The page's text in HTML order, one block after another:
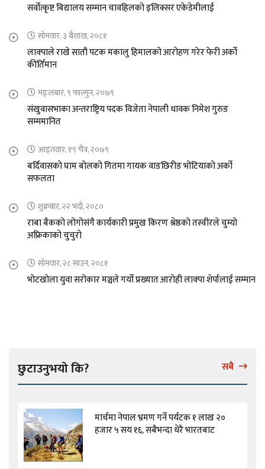
सर्वोत्कृष्ट बिद्यालय सम्मान चावहिलको इलिक्सर एकेडेमीलाई
सोमवार, ३ बैशाख, २०८१
लाक्पाले राखे सातौ पटक मकालु हिमालको आरोहण गरेर फेरी अर्को
कीर्तिमान
मङ्लबार, ९ फाल्गुन, २०७९
संखुवासभाका अन्तराष्ट्रिय पदक विजेता नेपाली धावक निमेश गुरुङ
सम्ममानित
आइतवार, १९ चैत्र, २०७९
बर्दिवासको घाम बोलको गितमा गायक वाङछिरीङ भोटियाको अर्को
सफलता
शुक्रबार, २२ भदौ, २०८०
राबा बैकको लोगोसंगै कार्यकारी प्रमुख किरण श्रेष्ठको तस्वीरले चुम्यो
अफ्रिकाको चुचुरो
सोमवार, २८ साउन, २०८१
भोटखोला युवा सरोकार मञ्चले गर्यो प्रख्यात आरोही लाक्पा शेर्पालाई सम्मान
छुटाउनुभयो कि? सबै
मार्चमा नेपाल भ्रमण गर्ने पर्यटक १ लाख २०
हजार ५ सय १६, सबैभन्दा धेरै भारतबाट